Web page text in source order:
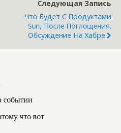
Следующая Запись
Что Будет С Продуктами
Sun, После Поглощения.
Обсуждение На Хабре